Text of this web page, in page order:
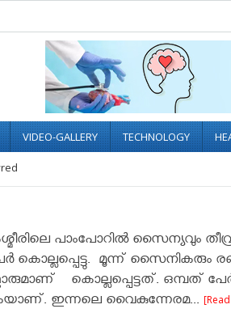
VIDEO-GALLERY TECHNOLOGY
പാംപോറില്‍ സൈന്യവും
കൊല്ലപ്പെട്ടു. മൂന്ന് സൈനികരും
കൊല്ലപ്പെട്ടത്. ഒമ്പത്
ഇന്നലെ വൈകുന്നേരമ...